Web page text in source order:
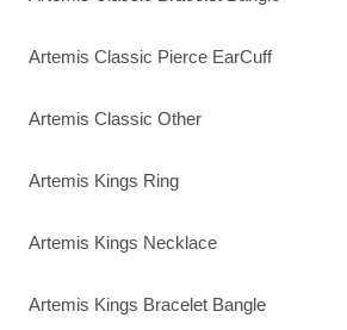
Artemis Classic Pierce EarCuff
Artemis Classic Other
Artemis Kings Ring
Artemis Kings Necklace
Artemis Kings Bracelet Bangle